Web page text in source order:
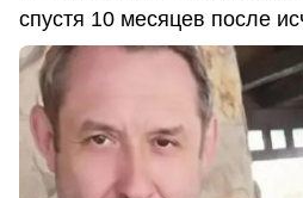
спустя 10 месяцев после